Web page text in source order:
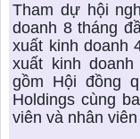
Tham dự hội
doanh 8 tháng
xuất kinh doanh
xuất kinh
gồm Hội đồng
Holdings cùng
viên và nhân